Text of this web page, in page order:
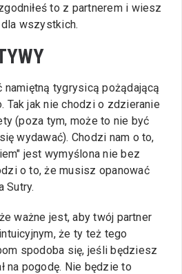
to z partnerem i wiesz
wszystkich.
namiętną tygrysicą pożądającą
jak nie chodzi o zdzieranie
(poza tym, może to nie być
wydawać). Chodzi nam o to,
jest wymyślona nie bez
o to, że musisz opanować
Sutry.
ważne jest, aby twój partner
że ty też tego
spodoba się, jeśli będziesz
na pogodę. Nie będzie to